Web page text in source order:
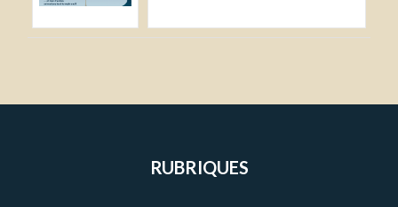
RUBRIQUES